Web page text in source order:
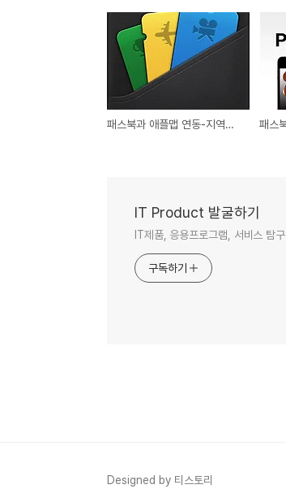
패스북과 애플맵 연동-지역기반서비스로 확대
IT Product 발굴하기
IT제품, 응용프로그램, 서비스 탐구
구독하기
Designed by 티스토리